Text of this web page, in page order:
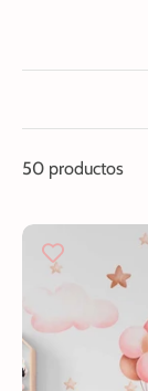
50 productos